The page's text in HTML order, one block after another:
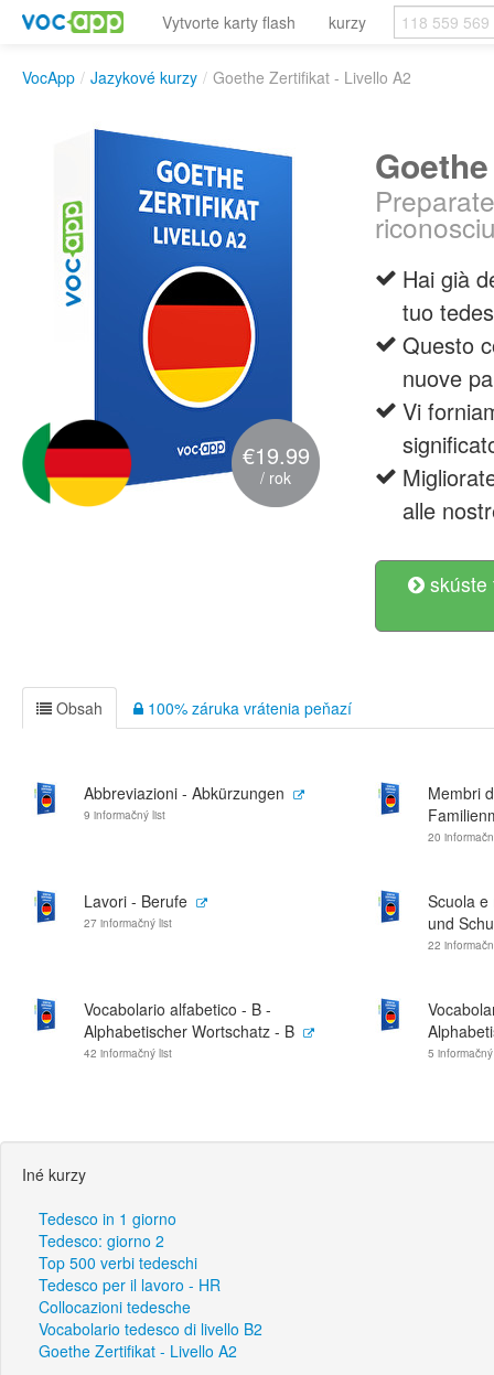
Vytvorte karty flash kurzy
VocApp / Jazykové kurzy / Goethe Zertifikat - Livello A2
€19.99
/ rok
Hai già
tuo
Questo
nuove
Vi
alle
skúste
Obsah 100% záruka vrátenia peňazí
Abbreviazioni - Abkürzungen
9 informačný list
Membri
20
Lavori - Berufe
27 informačný list
Scuola e
und
22
Vocabolario alfabetico - B -
Alphabetischer Wortschatz - B
42 informačný list 5
Iné kurzy
Tedesco in 1 giorno
Tedesco: giorno 2
Top 500 verbi tedeschi
Tedesco per il lavoro - HR
Collocazioni tedesche
Vocabolario tedesco di livello B2
Goethe Zertifikat - Livello A2